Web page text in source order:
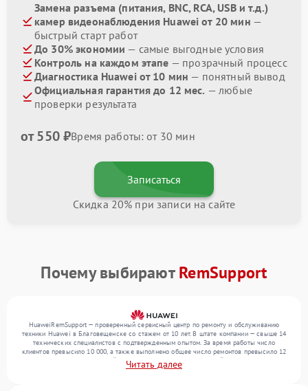
Замена разъема (питания, BNC, RCA, USB и т.д.)
камер видеонаблюдения Huawei от 20 мин —
быстрый старт работ
До 30% экономии — самые выгодные условия
Контроль на каждом этапе — прозрачный процесс
Диагностика Huawei от 10 мин — понятный вывод
Официальная гарантия до 12 мес. — любые
проверки результата
от 550 ₽Время работы: от 30 мин
Записаться
Скидка 20% при записи на сайте
Почему выбираютRemSupport
HuaweiRemSupport — проверенный сервисный центр по ремонту и обслуживанию
техники Huawei в Благовещенске со стажем от 10 лет. В штате компании — свыше 14
технических специалистов с подтвержденным опытом. За время работы число
клиентов превысило 10 000, а также выполнено общее число ремонтов превысило 12
000. Ежемесячно в сервисный центр поступает более 300 устройств, включая , , . Мы
выполняем ремонт различного уровня сложности и гарантируем высокое качество
Читать далее